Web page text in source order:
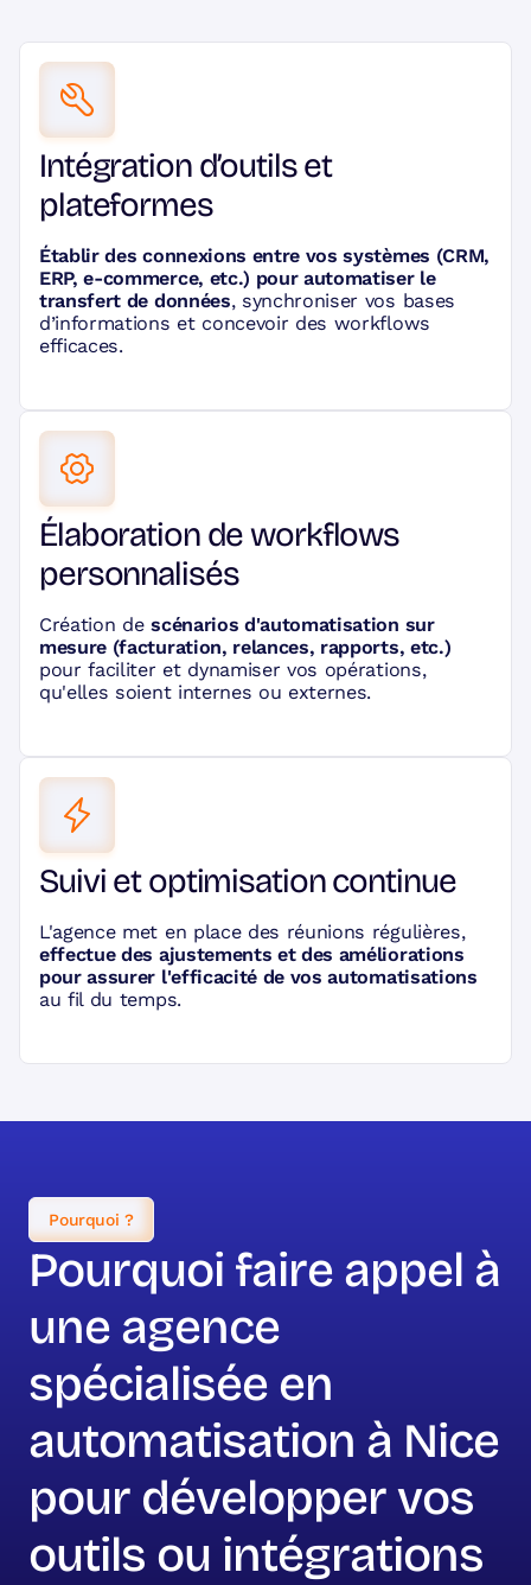
Intégration d’outils et
plateformes
Établir des connexions entre vos systèmes (CRM,
ERP, e-commerce, etc.) pour automatiser le
transfert de données, synchroniser vos bases
d’informations et concevoir des workflows
efficaces.
Élaboration de workflows
personnalisés
Création descénarios d'automatisation sur
mesure (facturation, relances, rapports, etc.)
pour faciliter et dynamiser vos opérations,
qu'elles soient internes ou externes.
Suivi et optimisation continue
L'agence met en place des réunions régulières,
effectue des ajustements et des améliorations
pour assurer l'efficacité de vos automatisations
au fil du temps.
Pourquoi ?
Pourquoi faire appel à
une agence
spécialisée en
automatisation à Nice
pour développer vos
outils ou intégrations